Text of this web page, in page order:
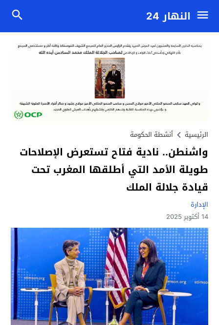
النهار 24
الرئيسية أنشطة الحكومة
واشنطن.. نادية فتاح تستعرض الإصلاحات
طويلة الأمد التي أطلقها المغرب تحت
قيادة جلالة الملك
الإدارة
14 أكتوبر 2025